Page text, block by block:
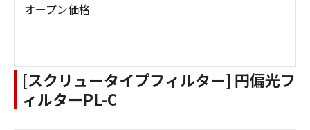
オープン価格
[スクリュータイプフィルター] 円偏光フ
ィルターPL-C